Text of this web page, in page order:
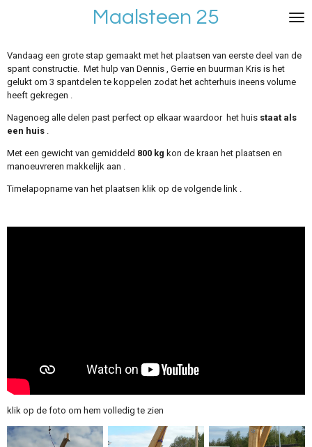
de
hoofdinhoud
Maalsteen 25
Vandaag een grote stap gemaakt met het plaatsen van eerste deel van de
spant constructie. Met hulp van Dennis , Gerrie en buurman Kris is het
gelukt om 3 spantdelen te koppelen zodat het achterhuis ineens volume
heeft gekregen .
Nagenoeg alle delen past perfect op elkaar waardoor het huis staat als
een huis .
Met een gewicht van gemiddeld 800 kg kon de kraan het plaatsen en
manoeuvreren makkelijk aan .
Timelapopname van het plaatsen klik op de volgende link .
klik op de foto om hem volledig te zien